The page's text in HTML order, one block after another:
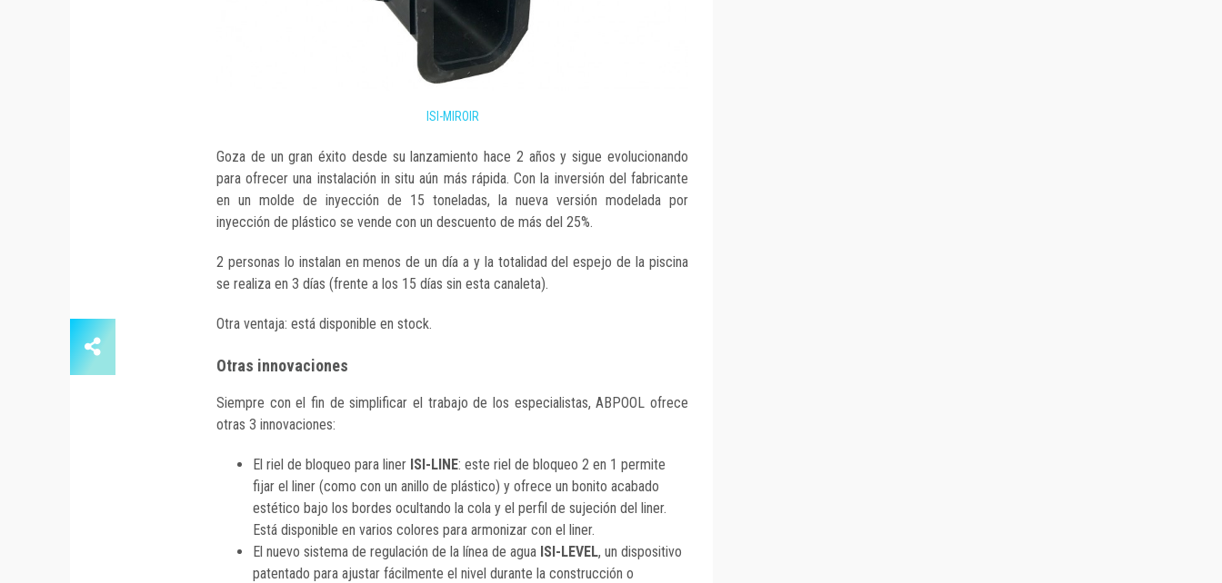
ISI-MIROIR
Goza de un gran éxito desde su lanzamiento hace 2 años y sigue evolucionando
para ofrecer una instalación in situ aún más rápida. Con la inversión del fabricante
en un molde de inyección de 15 toneladas, la nueva versión modelada por
inyección de plástico se vende con un descuento de más del 25%.
2 personas lo instalan en menos de un día a y la totalidad del espejo de la piscina
se realiza en 3 días (frente a los 15 días sin esta canaleta).
Otra ventaja: está disponible en stock.
Otras innovaciones
Siempre con el fin de simplificar el trabajo de los especialistas, ABPOOL ofrece
otras 3 innovaciones:
El riel de bloqueo para liner ISI-LINE: este riel de bloqueo 2 en 1 permite
fijar el liner (como con un anillo de plástico) y ofrece un bonito acabado
estético bajo los bordes ocultando la cola y el perfil de sujeción del liner.
Está disponible en varios colores para armonizar con el liner.
El nuevo sistema de regulación de la línea de agua ISI-LEVEL, un dispositivo
patentado para ajustar fácilmente el nivel durante la construcción o